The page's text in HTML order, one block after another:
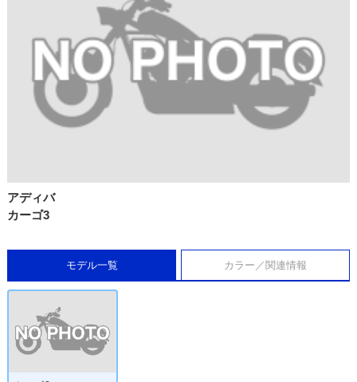
アディバ
カーゴ3
モデル一覧 カラー／関連情報